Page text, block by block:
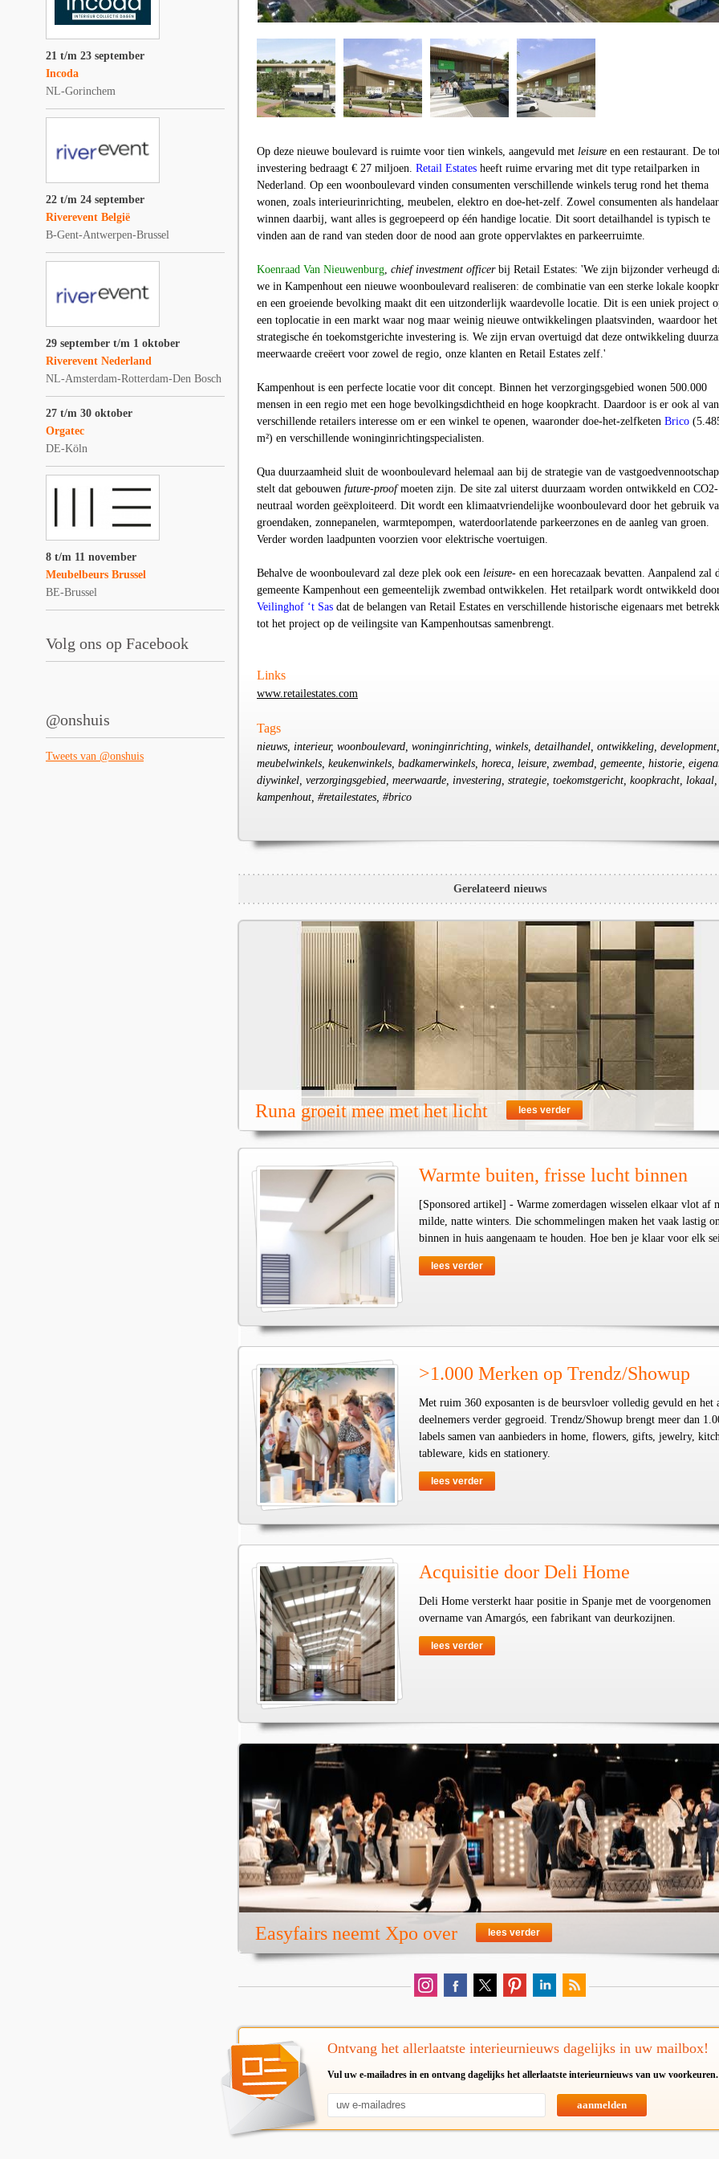
21 t/m 23 september
Incoda
NL-Gorinchem
22 t/m 24 september
Riverevent België
B-Gent-Antwerpen-Brussel
29 september t/m 1 oktober
Riverevent Nederland
NL-Amsterdam-Rotterdam-Den Bosch
27 t/m 30 oktober
Orgatec
DE-Köln
8 t/m 11 november
Meubelbeurs Brussel
BE-Brussel
Volg ons op Facebook
@onshuis
Tweets van @onshuis
Op deze nieuwe boulevard is ruimte voor tien winkels, aangevuld met leisure en een restaurant. De
investering bedraagt € 27 miljoen. Retail Estates heeft ruime ervaring met dit type retailparken in
Nederland. Op een woonboulevard vinden consumenten verschillende winkels terug rond het thema
wonen, zoals interieurinrichting, meubelen, elektro en doe-het-zelf. Zowel consumenten als
winnen daarbij, want alles is gegroepeerd op één handige locatie. Dit soort detailhandel is typisch te
vinden aan de rand van steden door de nood aan grote oppervlaktes en parkeerruimte.
Koenraad Van Nieuwenburg, chief investment officerbij Retail Estates: 'We zijn bijzonder verheugd
we in Kampenhout een nieuwe woonboulevard realiseren: de combinatie van een sterke lokale
en een groeiende bevolking maakt dit een uitzonderlijk waardevolle locatie. Dit is een uniek project
een toplocatie in een markt waar nog maar weinig nieuwe ontwikkelingen plaatsvinden, waardoor het
strategische én toekomstgerichte investering is. We zijn ervan overtuigd dat deze ontwikkeling
meerwaarde creëert voor zowel de regio, onze klanten en Retail Estates zelf.'
Kampenhout is een perfecte locatie voor dit concept. Binnen het verzorgingsgebied wonen 500.000
mensen in een regio met een hoge bevolkingsdichtheid en hoge koopkracht. Daardoor is er ook al van
verschillende retailers interesse om er een winkel te openen, waaronder doe-het-zelfketen Brico
m²) en verschillende woninginrichtingspecialisten.
Qua duurzaamheid sluit de woonboulevard helemaal aan bij de strategie van de
stelt dat gebouwen future-proofmoeten zijn. De site zal uiterst duurzaam worden ontwikkeld en CO2-
neutraal worden geëxploiteerd. Dit wordt een klimaatvriendelijke woonboulevard door het gebruik
groendaken, zonnepanelen, warmtepompen, waterdoorlatende parkeerzones en de aanleg van groen.
Verder worden laadpunten voorzien voor elektrische voertuigen.
Behalve de woonboulevard zal deze plek ook een leisure- en een horecazaak bevatten. Aanpalend zal
gemeente Kampenhout een gemeentelijk zwembad ontwikkelen. Het retailpark wordt ontwikkeld
Veilinghof ‘t Sas dat de belangen van Retail Estates en verschillende historische eigenaars met
tot het project op de veilingsite van Kampenhoutsas samenbrengt.
Links
www.retailestates.com
Tags
nieuws, interieur, woonboulevard, woninginrichting, winkels, detailhandel, ontwikkeling, development,
meubelwinkels, keukenwinkels, badkamerwinkels, horeca, leisure, zwembad, gemeente, historie,
diywinkel, verzorgingsgebied, meerwaarde, investering, strategie, toekomstgericht, koopkracht, lokaal,
kampenhout, #retailestates, #brico
Gerelateerd nieuws
Runa groeit mee met het licht lees verder
Warmte buiten, frisse lucht binnen
[Sponsored artikel] - Warme zomerdagen wisselen elkaar vlot af
milde, natte winters. Die schommelingen maken het vaak lastig
binnen in huis aangenaam te houden. Hoe ben je klaar voor elk
lees verder
>1.000 Merken op Trendz/Showup
Met ruim 360 exposanten is de beursvloer volledig gevuld en het
deelnemers verder gegroeid. Trendz/Showup brengt meer dan
labels samen van aanbieders in home, flowers, gifts, jewelry,
tableware, kids en stationery.
lees verder
Acquisitie door Deli Home
Deli Home versterkt haar positie in Spanje met de voorgenomen
overname van Amargós, een fabrikant van deurkozijnen.
lees verder
Easyfairs neemt Xpo over lees verder
Ontvang het allerlaatste interieurnieuws dagelijks in uw mailbox!
Vul uw e-mailadres in en ontvang dagelijks het allerlaatste interieurnieuws van uw voorkeuren.
aanmelden